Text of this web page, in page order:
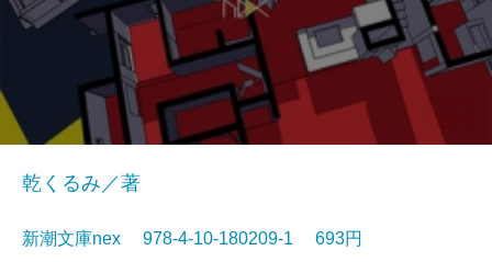
乾くるみ／著
新潮文庫nex 978-4-10-180209-1 693円